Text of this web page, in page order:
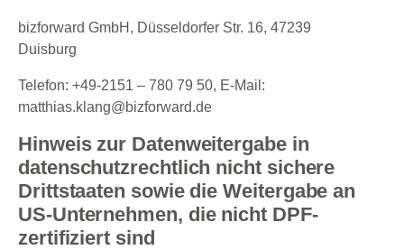
bizforward GmbH, Düsseldorfer Str. 16, 47239
Duisburg
Telefon: +49-2151 – 780 79 50, E-Mail:
matthias.klang@bizforward.de
Hinweis zur Datenweitergabe in
datenschutzrechtlich nicht sichere
Drittstaaten sowie die Weitergabe an
US-Unternehmen, die nicht DPF-
zertifiziert sind